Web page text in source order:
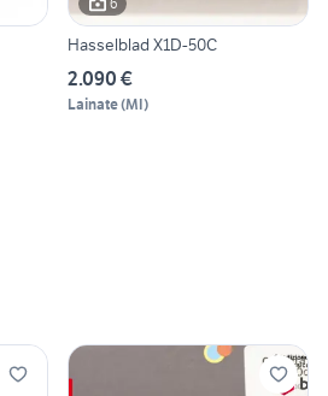
Hasselblad X1D-50C
2.090 €
Lainate(MI)